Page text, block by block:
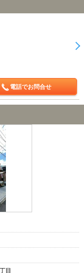
電話でお問合せ
目